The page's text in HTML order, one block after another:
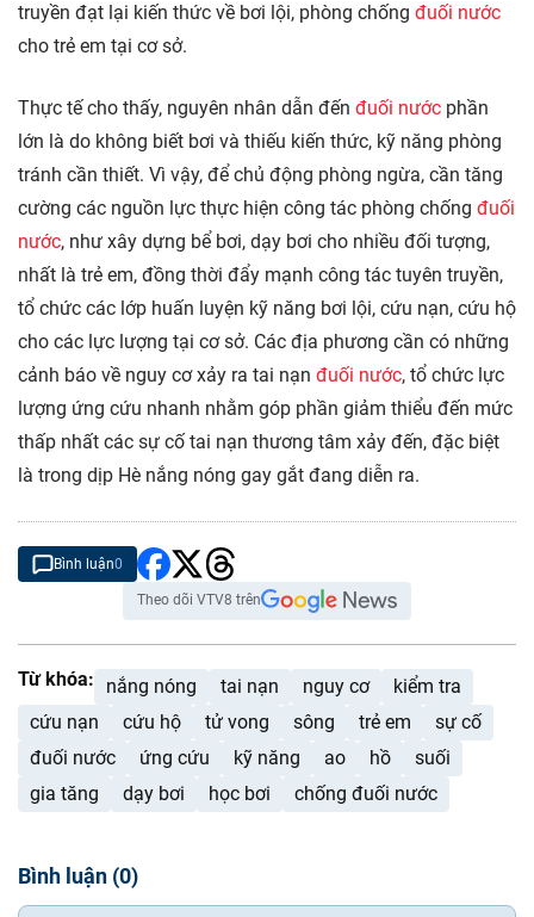
truyền đạt lại kiến thức về bơi lội, phòng chống đuối nước
cho trẻ em tại cơ sở.
Thực tế cho thấy, nguyên nhân dẫn đến đuối nước phần
lớn là do không biết bơi và thiếu kiến thức, kỹ năng phòng
tránh cần thiết. Vì vậy, để chủ động phòng ngừa, cần tăng
cường các nguồn lực thực hiện công tác phòng chống đuối
nước, như xây dựng bể bơi, dạy bơi cho nhiều đối tượng,
nhất là trẻ em, đồng thời đẩy mạnh công tác tuyên truyền,
tổ chức các lớp huấn luyện kỹ năng bơi lội, cứu nạn, cứu hộ
cho các lực lượng tại cơ sở. Các địa phương cần có những
cảnh báo về nguy cơ xảy ra tai nạn đuối nước, tổ chức lực
lượng ứng cứu nhanh nhằm góp phần giảm thiểu đến mức
thấp nhất các sự cố tai nạn thương tâm xảy đến, đặc biệt
là trong dịp Hè nắng nóng gay gắt đang diễn ra.
Bình luận0
Theo dõi VTV8 trên
Từ khóa: nắng nóng tai nạn nguy cơ
kiểm tra
cứu nạn
cứu hộ tử vong sông trẻ em
sự cố
đuối nước
ứng cứu kỹ năng ao hồ
suối
gia tăng
dạy bơi học bơi chống đuối nước
Bình luận (0)